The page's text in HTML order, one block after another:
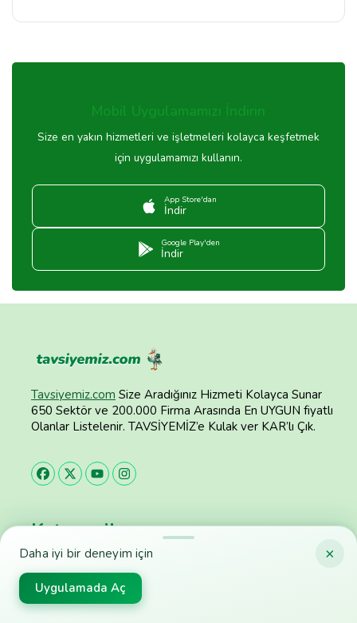
×
Daha iyi bir deneyim için
Uygulamada Aç
Mobil Uygulamamızı İndirin
Size en yakın hizmetleri ve işletmeleri kolayca keşfetmek
için uygulamamızı kullanın.
App Store'dan
İndir
Google Play'den
İndir
Tavsiyemiz.com Size Aradığınız Hizmeti Kolayca Sunar
650 Sektör ve 200.000 Firma Arasında En UYGUN fiyatlı
Olanlar Listelenir. TAVSİYEMİZ’e Kulak ver KAR’lı Çık.
Kategoriler
Oto Çekici
Evden Eve Nakliyat
Günlük Kiralık Evler